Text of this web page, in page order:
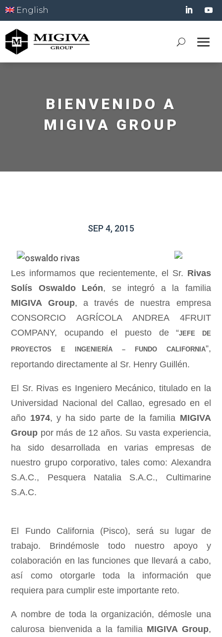
English
BIENVENIDO A
MIGIVA GROUP
SEP 4, 2015
Les informamos que recientemente, el Sr. Rivas
Solís Oswaldo León, se integró a la familia
MIGIVA Group, a través de nuestra empresa
CONSORCIO AGRÍCOLA ANDREA 4FRUIT
COMPANY, ocupando el puesto de “JEFE DE
PROYECTOS E INGENIERÍA – FUNDO CALIFORNIA”,
reportando directamente al Sr. Henry Guillén.
El Sr. Rivas es Ingeniero Mecánico, titulado en la
Universidad Nacional del Callao, egresado en el
año 1974, y ha sido parte de la familia MIGIVA
Group por más de 12 años. Su vasta experiencia,
ha sido desarrollada en varias empresas de
nuestro grupo corporativo, tales como: Alexandra
S.A.C., Pesquera Natalia S.A.C., Cultimarine
S.A.C.
El Fundo California (Pisco), será su lugar de
trabajo. Brindémosle todo nuestro apoyo y
colaboración en las funciones que llevará a cabo,
así como otorgarle toda la información que
requiera para cumplir este importante reto.
A nombre de toda la organización, démosle una
calurosa bienvenida a la familia MIGIVA Group,